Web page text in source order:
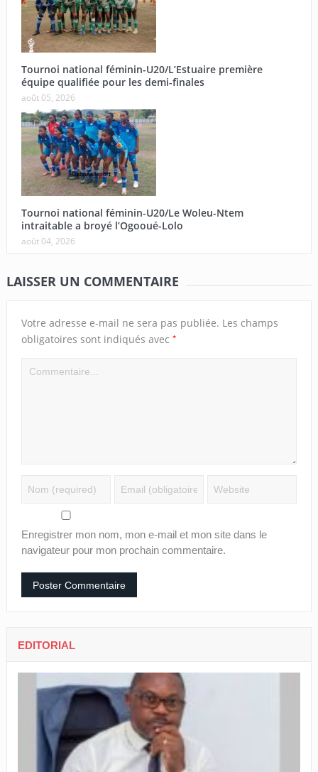
Tournoi national féminin-U20/L’Estuaire première
équipe qualifiée pour les demi-finales
août 05, 2026
Tournoi national féminin-U20/Le Woleu-Ntem
intraitable a broyé l’Ogooué-Lolo
août 04, 2026
LAISSER UN COMMENTAIRE
Votre adresse e-mail ne sera pas publiée. Les champs
obligatoires sont indiqués avec *
Enregistrer mon nom, mon e-mail et mon site dans le
navigateur pour mon prochain commentaire.
EDITORIAL